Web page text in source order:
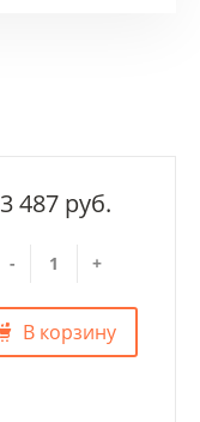
3 487 руб.
- +
В корзину